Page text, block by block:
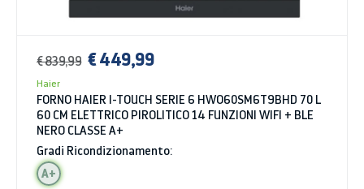
€ 839,99 € 449,99
Haier
FORNO HAIER I-TOUCH SERIE 6 HWO60SM6T9BHD 70 L
60 CM ELETTRICO PIROLITICO 14 FUNZIONI WIFI + BLE
NERO CLASSE A+
Gradi Ricondizionamento:
A+